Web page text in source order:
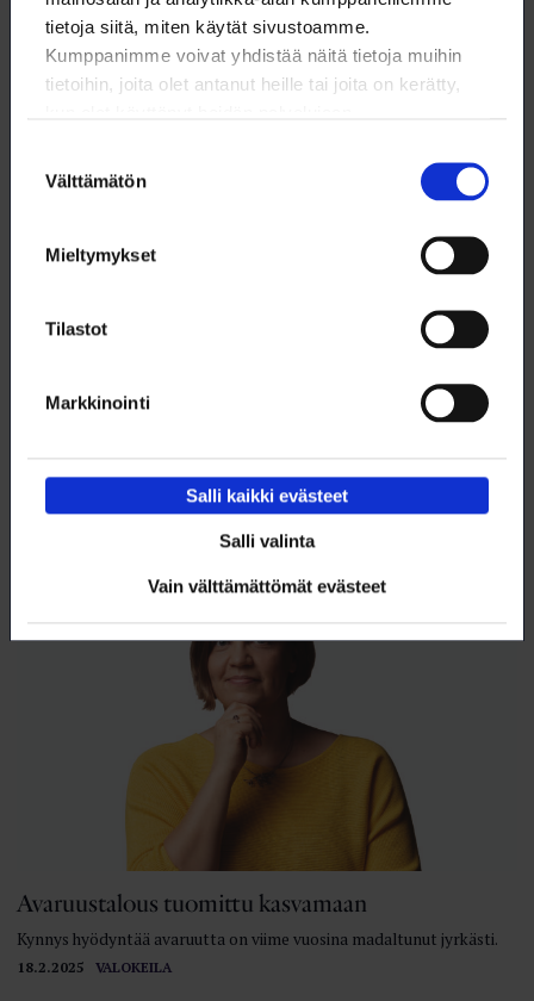
tietoja siitä, miten käytät sivustoamme.
Kumppanimme voivat yhdistää näitä tietoja muihin
tietoihin, joita olet antanut heille tai joita on kerätty,
valinta
Välttämätön
Mieltymykset
Tilastot
Markkinointi
Salli kaikki evästeet
Salli valinta
Vain välttämättömät evästeet
18.2.2025 NYT
Ruotsin valtakunnassa ja sen itäosassa Suomessa käynnistyi 1740-
luonnontieteilijät alkoivat toden teolla selvittää, millainen
18.2.2025 VALOKEILA
Avaruustalous tuomittu kasvamaan
Kynnys hyödyntää avaruutta on viime vuosina madaltunut jyrkästi.